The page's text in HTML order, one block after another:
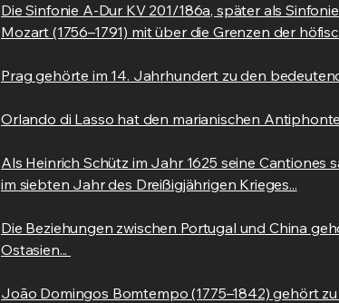
Die Sinfonie A-Dur KV 201/186a, später als
Mozart (1756–1791) mit über die Grenzen der
Prag gehörte im 14. Jahrhundert zu den
Orlando di Lasso hat den marianischen
Als Heinrich Schütz im Jahr 1625 seine
im siebten Jahr des Dreißigjährigen Krieges...
Die Beziehungen zwischen Portugal und China
Ostasien...
João Domingos Bomtempo (1775–1842) gehört